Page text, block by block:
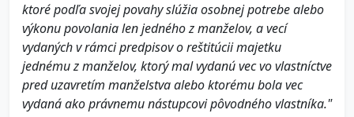
ktoré podľa svojej povahy slúžia osobnej potrebe alebo
výkonu povolania len jedného z manželov, a vecí
vydaných v rámci predpisov o reštitúcii majetku
jednému z manželov, ktorý mal vydanú vec vo vlastníctve
pred uzavretím manželstva alebo ktorému bola vec
vydaná ako právnemu nástupcovi pôvodného vlastníka."